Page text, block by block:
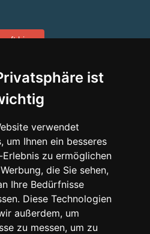
ist
verwendet
um Ihnen ein besseres
zu ermöglichen
die Sie sehen,
Ihre Bedürfnisse
Diese Technologien
außerdem, um
zu messen, um zu
hinzu